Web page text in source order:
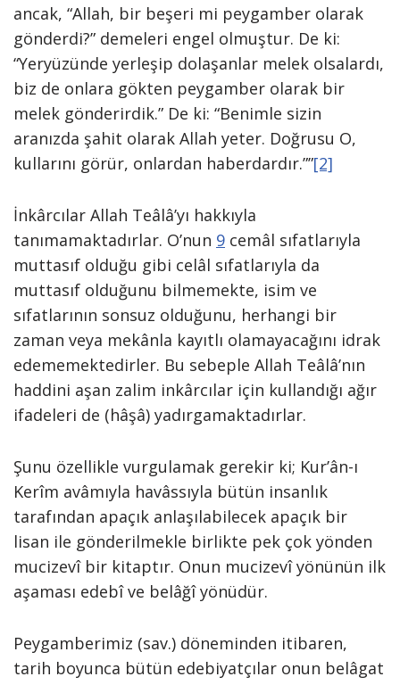
ancak, “Allah, bir beşeri mi peygamber olarak
gönderdi?” demeleri engel olmuştur. De ki:
“Yeryüzünde yerleşip dolaşanlar melek olsalardı,
biz de onlara gökten peygamber olarak bir
melek gönderirdik.” De ki: “Benimle sizin
aranızda şahit olarak Allah yeter. Doğrusu O,
kullarını görür, onlardan haberdardır.””[2]
İnkârcılar Allah Teâlâ’yı hakkıyla
tanımamaktadırlar. O’nun 9 cemâl sıfatlarıyla
muttasıf olduğu gibi celâl sıfatlarıyla da
muttasıf olduğunu bilmemekte, isim ve
sıfatlarının sonsuz olduğunu, herhangi bir
zaman veya mekânla kayıtlı olamayacağını idrak
edememektedirler. Bu sebeple Allah Teâlâ’nın
haddini aşan zalim inkârcılar için kullandığı ağır
ifadeleri de (hâşâ) yadırgamaktadırlar.
Şunu özellikle vurgulamak gerekir ki; Kur’ân-ı
Kerîm avâmıyla havâssıyla bütün insanlık
tarafından apaçık anlaşılabilecek apaçık bir
lisan ile gönderilmekle birlikte pek çok yönden
mucizevî bir kitaptır. Onun mucizevî yönünün ilk
aşaması edebî ve belâğî yönüdür.
Peygamberimiz (sav.) döneminden itibaren,
tarih boyunca bütün edebiyatçılar onun belâgat